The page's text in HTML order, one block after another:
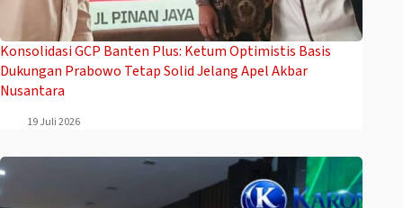
Konsolidasi GCP Banten Plus: Ketum Optimistis Basis
Dukungan Prabowo Tetap Solid Jelang Apel Akbar
Nusantara
19 Juli 2026